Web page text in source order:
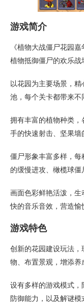
游戏简介
《植物大战僵尸花园
植物抵御僵尸的欢乐战
以花园为主要场景，
池，每个关卡都带来不
拥有丰富的植物种类
手的快速射击、坚果墙
僵尸形象丰富多样，
的缓慢进攻、橄榄球僵
画面色彩鲜艳活泼，
快的音乐音效，营造愉
游戏特色
创新的花园建设玩法
物、布置景观，增添养
设有多样的游戏模式，
防御能力，以及解谜模